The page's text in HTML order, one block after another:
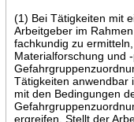
(1) Bei Tätigkeiten mit
Arbeitgeber im
fachkundig zu
Materialforschung und
Tätigkeiten anwendbar
mit den Bedingungen
ergreifen. Stellt der